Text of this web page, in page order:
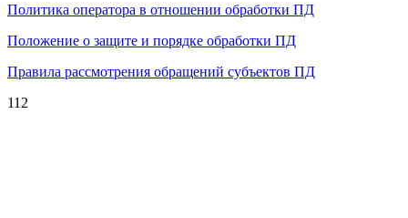
Политика оператора в отношении обработки ПД
Положение о защите и порядке обработки ПД
Правила рассмотрения обращений субъектов ПД
112